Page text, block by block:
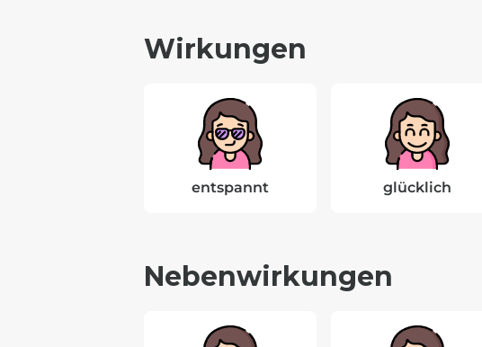
Wirkungen
entspannt glücklich
Nebenwirkungen